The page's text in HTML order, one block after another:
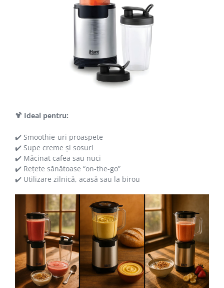
🍹 Ideal pentru:
✔️ Smoothie-uri proaspete
✔️ Supe creme și sosuri
✔️ Măcinat cafea sau nuci
✔️ Rețete sănătoase “on-the-go”
✔️ Utilizare zilnică, acasă sau la birou